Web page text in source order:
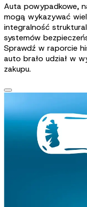
Auta powypadkowe,
mogą wykazywać
integralność
systemów
Sprawdź w raporcie
auto brało udział w
zakupu.